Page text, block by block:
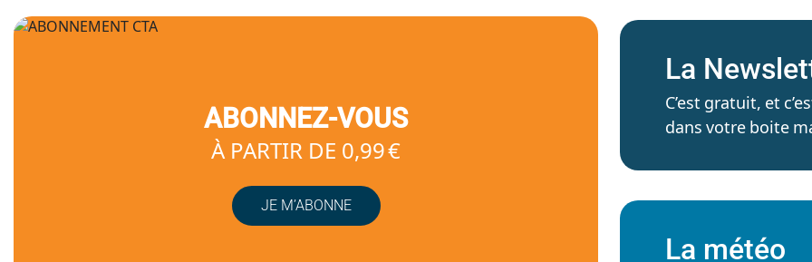
ABONNEZ-VOUS
À PARTIR DE 0,99 €
JE M’ABONNE
La
C’est gratuit, et
dans votre boite
La météo